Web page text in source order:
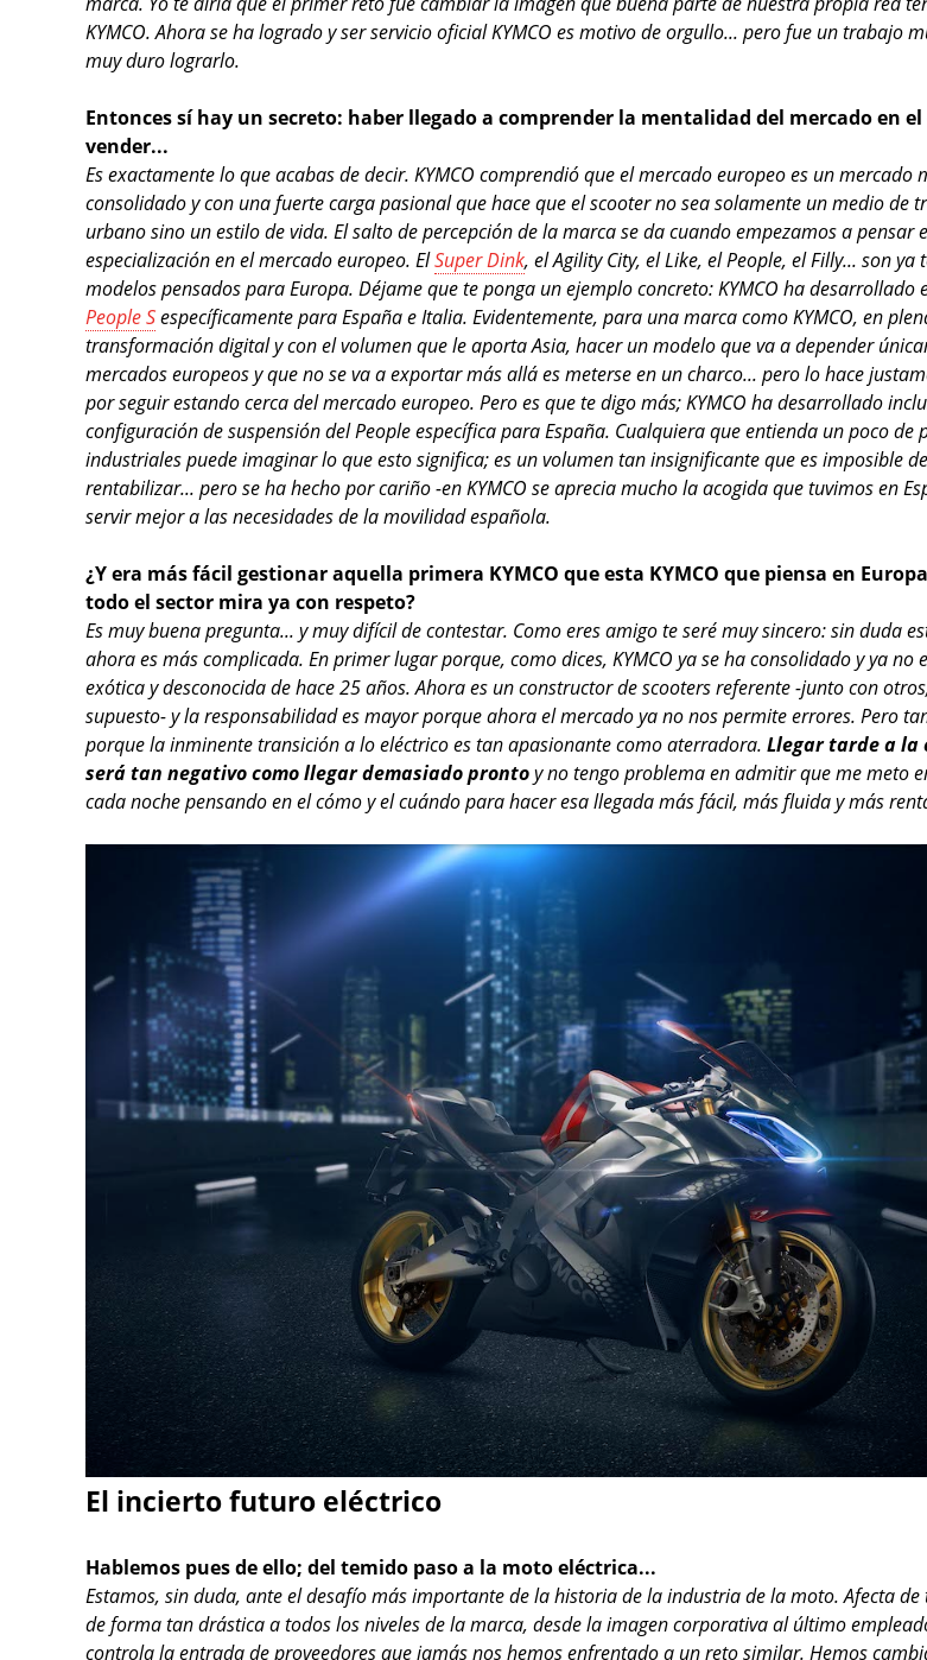
KYMCO. Ahora se ha logrado y ser servicio oficial KYMCO es motivo de orgullo... pero fue un trabajo
muy duro lograrlo.
Entonces sí hay un secreto: haber llegado a comprender la mentalidad del mercado en
vender...
Es exactamente lo que acabas de decir. KYMCO comprendió que el mercado europeo es un mercado
consolidado y con una fuerte carga pasional que hace que el scooter no sea solamente un medio de
urbano sino un estilo de vida. El salto de percepción de la marca se da cuando empezamos a pensar
especialización en el mercado europeo. ElSuper Dink, el Agility City, el Like, el People, el Filly... son ya
modelos pensados para Europa. Déjame que te ponga un ejemplo concreto: KYMCO ha desarrollado
People Sespecíficamente para España e Italia. Evidentemente, para una marca como KYMCO, en
transformación digital y con el volumen que le aporta Asia, hacer un modelo que va a depender
mercados europeos y que no se va a exportar más allá es meterse en un charco... pero lo hace
por seguir estando cerca del mercado europeo. Pero es que te digo más; KYMCO ha desarrollado
configuración de suspensión del People específica para España. Cualquiera que entienda un poco de
industriales puede imaginar lo que esto significa; es un volumen tan insignificante que es imposible de
rentabilizar... pero se ha hecho por cariño -en KYMCO se aprecia mucho la acogida que tuvimos en
servir mejor a las necesidades de la movilidad española.
¿Y era más fácil gestionar aquella primera KYMCO que esta KYMCO que piensa en
todo el sector mira ya con respeto?
Es muy buena pregunta... y muy difícil de contestar. Como eres amigo te seré muy sincero: sin duda
ahora es más complicada. En primer lugar porque, como dices, KYMCO ya se ha consolidado y ya no
exótica y desconocida de hace 25 años. Ahora es un constructor de scooters referente -junto con
supuesto- y la responsabilidad es mayor porque ahora el mercado ya no nos permite errores. Pero
porque la inminente transición a lo eléctrico es tan apasionante como aterradora. Llegar tarde a
será tan negativo como llegar demasiado prontoy no tengo problema en admitir que me meto
cada noche pensando en el cómo y el cuándo para hacer esa llegada más fácil, más fluida y más
El incierto futuro eléctrico
Hablemos pues de ello; del temido paso a la moto eléctrica...
Estamos, sin duda, ante el desafío más importante de la historia de la industria de la moto. Afecta
de forma tan drástica a todos los niveles de la marca, desde la imagen corporativa al último
controla la entrada de proveedores que jamás nos hemos enfrentado a un reto similar. Hemos